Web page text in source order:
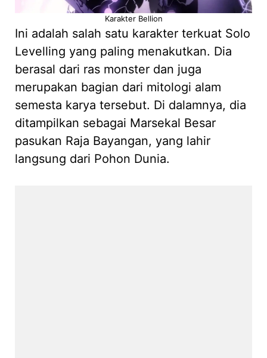
Karakter Bellion
Ini adalah salah satu karakter terkuat Solo
Levelling yang paling menakutkan. Dia
berasal dari ras monster dan juga
merupakan bagian dari mitologi alam
semesta karya tersebut. Di dalamnya, dia
ditampilkan sebagai Marsekal Besar
pasukan Raja Bayangan, yang lahir
langsung dari Pohon Dunia.